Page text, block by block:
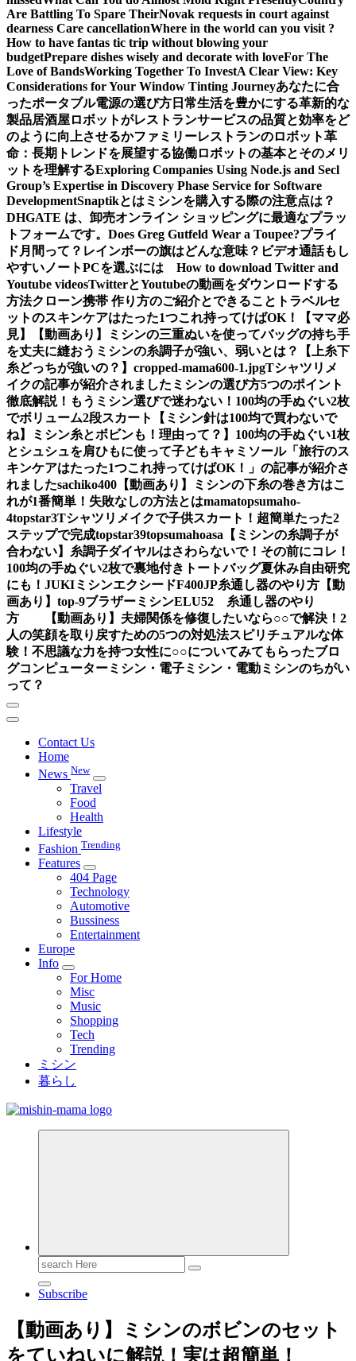
Are Battling To Spare TheirNovak requests in court against
dearness Care cancellationWhere in the world can you visit ?
How to have fantas tic trip without blowing your
budgetPrepare dishes wisely and decorate with loveFor The
Love of BandsWorking Together To InvestA Clear View: Key
Considerations for Your Window Tinting Journeyあなたに合
ったポータブル電源の選び方 日常生活を豊かにする革新的な
製品居酒屋ロボットがレストランサービスの品質と効率をど
のように向上させるかファミリーレストランのロボット革
命：長期トレンドを展望する協働ロボットの基本とそのメリ
ットを理解するExploring Companies Using Node.js and Secl
Group’s Expertise in Discovery Phase Service for Software
DevelopmentSnaptikとは ミシンを購入する際の注意点は？
DHGATE は、卸売オンライン ショッピングに最適なプラッ
トフォームです。 Does Greg Gutfeld Wear a Toupee?プライ
ド月間って？レインボーの旗はどんな意味？ ビデオ通話もし
やすいノートPCを選ぶには How to download Twitter and
Youtube videosTwitterとYoutubeの動画をダウンロードする
方法クローン携帯 作り方のご紹介とできること トラベルセ
ットのスキンケアはたった1つこれ持ってけばOK！【ママ必
見】
【動画あり】ミシンの三重ぬいを使ってバッグの持ち手
を丈夫に縫おう ミシンの糸調子が強い、弱いとは？【上糸下
糸どっちが強いの？】 cropped-mama600-1.jpgTシャツリメ
イクの記事が紹介されました ミシンの選び方5つのポイント
徹底解説！もうミシン選びで迷わない！ 100均の手ぬぐい2枚
でボリューム2段スカート
【ミシン針は100均で買わないで
ね】ミシン糸とボビンも！理由って？】 100均の手ぬぐい1枚
とシュシュを肩ひもに使って子どもキャミソール「旅行のス
キンケアはたった1つこれ持ってけばOK！」の記事が紹介さ
れましたsachiko400 【動画あり】ミシンの下糸の巻き方はこ
れが1番簡単！失敗なしの方法とはmamatopsumaho-
4topstar3Tシャツリメイクで子供スカート！超簡単たった2
ステップで完成topstar39topsumahoasa 【ミシンの糸調子が
合わない】糸調子ダイヤルはさわらないで！その前にコレ！
100均の手ぬぐい2枚で裏地付きトートバッグ夏休み自由研究
にも！ JUKIミシンエクシードF400JP糸通し器のやり方【動
画あり】 top-9ブラザーミシンELU52 糸通し器のやり
方 【動画あり】 夫婦関係を修復したいなら○○で解決！2
人の笑顔を取り戻すための5つの対処法スピリチュアルな体
験！不思議な力を持つ女性に○○についてみてもらったブロ
グコンピューターミシン・電子ミシン・電動ミシンのちがい
って？
Contact Us
Home
News New
Travel
Food
Health
Lifestyle
Fashion Trending
Features
404 Page
Technology
Automotive
Bussiness
Entertainment
Europe
Info
For Home
Misc
Music
Shopping
Tech
Trending
ミシン
暮らし
Search
for:
Subscribe
【動画あり】ミシンのボビンのセット
をていねいに解説！実は超簡単！